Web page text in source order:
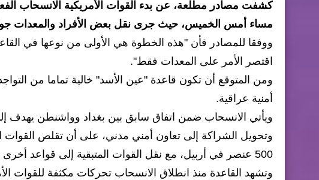
كشفت مصادر مطلعة، عن بدء القوات الأمريكية الانسحاب
مساء أمس الخميس، حيث جرى نقل بعض الأفراد والمعدات
ووفقا للمصادر فأن "هذه الخطوة هي الأولى من نوعها في
اقتصر الأمر على المعدات فقط".
أمنية عراقية.
ويأتي الانسحاب ضمن اتفاق سابق بين بغداد وواشنطن يهدف
وتحويل الشراكة إلى تعاون أمني مدني، على أن تقلص القوات
500 عنصر في أربيل، مع نقل القوات المتبقية إلى قواعد أخرى داخل العراق وسوريا.
وتشهد القاعدة منذ انطلاق الانسحاب تحركات مكثفة للقوات